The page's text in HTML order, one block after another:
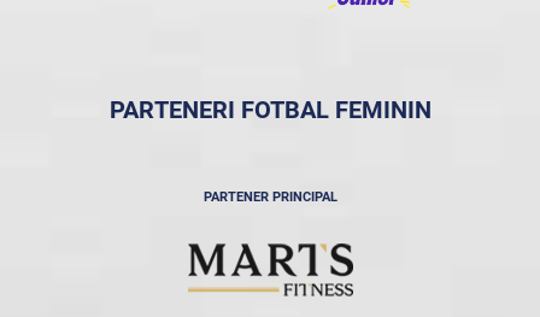
PARTENERI FOTBAL FEMININ
PARTENER PRINCIPAL